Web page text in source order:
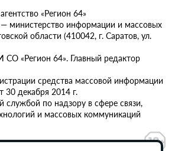
«Регион 64»
министерство информации и массовых
области (410042, г. Саратов, ул.
«Регион 64». Главный редактор
средства массовой информации
декабря 2014 г.
по надзору в сфере связи,
и массовых коммуникаций
обработки персональных данных